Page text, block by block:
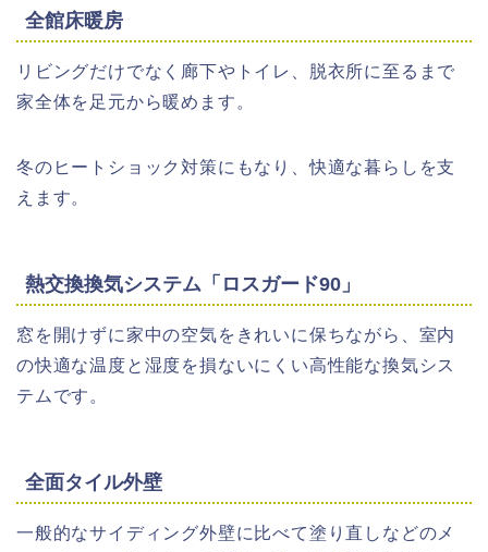
全館床暖房
リビングだけでなく廊下やトイレ、脱衣所に至るまで
家全体を足元から暖めます。
冬のヒートショック対策にもなり、快適な暮らしを支
えます。
熱交換換気システム「ロスガード90」
窓を開けずに家中の空気をきれいに保ちながら、室内
の快適な温度と湿度を損ないにくい高性能な換気シス
テムです。
全面タイル外壁
一般的なサイディング外壁に比べて塗り直しなどのメ